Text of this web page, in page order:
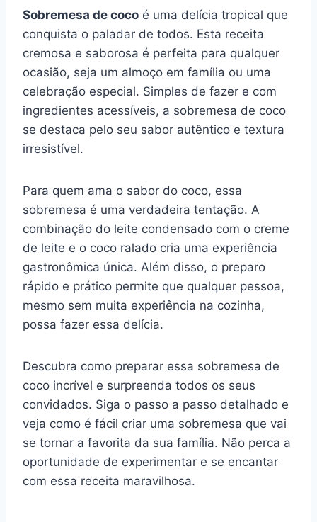
c
e
b
o
o
k
er
e
st
at
s
A
p
p
e
gr
a
m
m
bl
r
d
di
t
ai
l
p
y
Li
n
k
ar
e
Sobremesa de coco é uma delícia tropical que
conquista o paladar de todos. Esta receita
cremosa e saborosa é perfeita para qualquer
ocasião, seja um almoço em família ou uma
celebração especial. Simples de fazer e com
ingredientes acessíveis, a sobremesa de coco
se destaca pelo seu sabor autêntico e textura
irresistível.
Para quem ama o sabor do coco, essa
sobremesa é uma verdadeira tentação. A
combinação do leite condensado com o creme
de leite e o coco ralado cria uma experiência
gastronômica única. Além disso, o preparo
rápido e prático permite que qualquer pessoa,
mesmo sem muita experiência na cozinha,
possa fazer essa delícia.
Descubra como preparar essa sobremesa de
coco incrível e surpreenda todos os seus
convidados. Siga o passo a passo detalhado e
veja como é fácil criar uma sobremesa que vai
se tornar a favorita da sua família. Não perca a
oportunidade de experimentar e se encantar
com essa receita maravilhosa.